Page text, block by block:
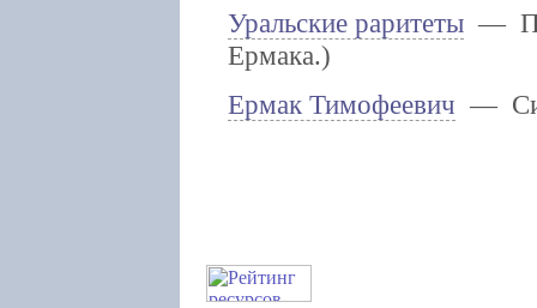
Уральские раритеты —
Ермака.)
Ермак Тимофеевич —